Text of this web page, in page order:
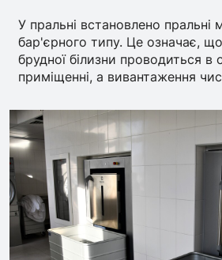
У пральні встановлено пральні
бар'єрного типу. Це означає,
брудної білизни проводиться в
приміщенні, а вивантаження